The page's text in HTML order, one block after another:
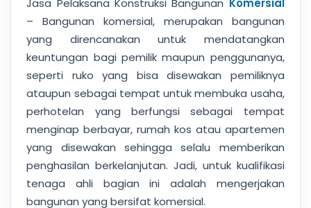
Jasa Pelaksana Konstruksi Bangunan Komersial
– Bangunan komersial, merupakan bangunan
yang direncanakan untuk mendatangkan
keuntungan bagi pemilik maupun penggunanya,
seperti ruko yang bisa disewakan pemiliknya
ataupun sebagai tempat untuk membuka usaha,
perhotelan yang berfungsi sebagai tempat
menginap berbayar, rumah kos atau apartemen
yang disewakan sehingga selalu memberikan
penghasilan berkelanjutan. Jadi, untuk kualifikasi
tenaga ahli bagian ini adalah mengerjakan
bangunan yang bersifat komersial.